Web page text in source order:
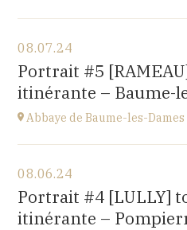
2 rue du Pont
25640 OUGNEY-DOUVOT
at18H00
08.07.24
Portrait #5
itinérante – Baume-
Abbaye de Baume-les-Dames
Abbaye Sainte-Odile
place de l'abbaye, 25110
at20H00
08.06.24
Portrait #4 [LULLY]
itinérante –